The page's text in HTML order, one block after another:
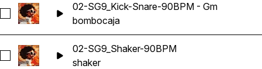
Seleccionar 02-SG9_Kick-Snare-90BPM - Gm
02-SG9_Kick-Snare-90BPM - Gm
bombocaja
Seleccionar 02-SG9_Shaker-90BPM
02-SG9_Shaker-90BPM
shaker